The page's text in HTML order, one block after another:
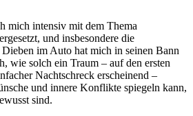
mich ⁣intensiv mit dem Thema
und​ insbesondere die⁣
im Auto hat mich in seinen Bann
wie solch ein Traum‍ – ‌auf den ersten
Nachtschreck erscheinend ‌–
und innere Konflikte spiegeln kann,
sind.